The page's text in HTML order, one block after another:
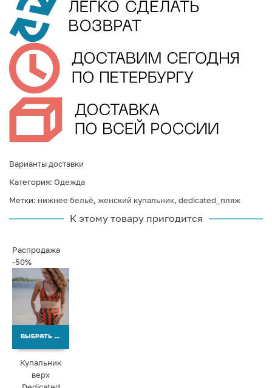
Варианты доставки
Категория: Одежда
Метки: нижнее бельё, женский купальник, dedicated_пляж
К этому товару пригодится
Распродажа
-50%
ВЫБРАТЬ ВАРИАНТЫ
Купальник
верх